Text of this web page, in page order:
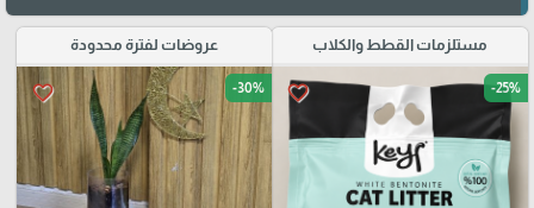
مستلزمات القطط والكلاب
favorite_border -25%
عروضات لفترة محدودة
favorite_border -30%